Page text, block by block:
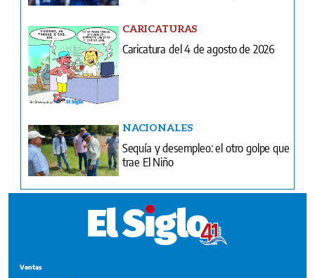
CARICATURAS
Caricatura del 4 de agosto de 2026
NACIONALES
Sequía y desempleo: el otro golpe que
trae El Niño
Ventas